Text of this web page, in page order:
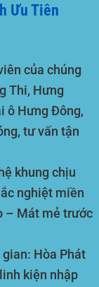
Ưu Tiên
của chúng
Thi, Hưng
ô Hưng Đông,
tư vấn tận
khung chịu
nghiệt miền
– Mát mẻ trước
gian: Hòa Phát
kiện nhập